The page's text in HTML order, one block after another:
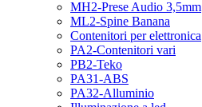
MH2-Prese Audio 3,5mm
ML2-Spine Banana
Contenitori per elettronica
PA2-Contenitori vari
PB2-Teko
PA31-ABS
PA32-Alluminio